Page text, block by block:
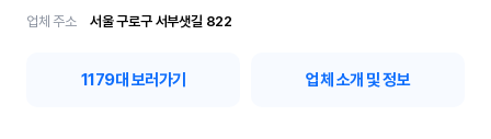
업체 주소
서울 구로구 서부샛길 822
1179대 보러가기 업체 소개 및 정보